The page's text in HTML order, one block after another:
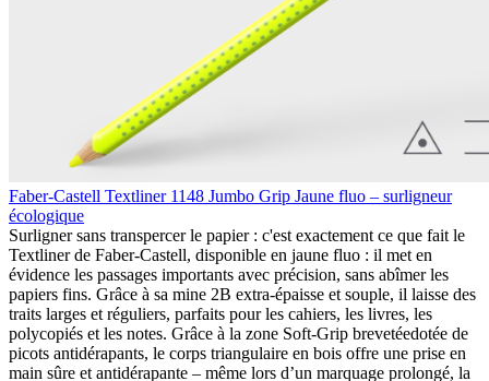
Faber-Castell Textliner 1148 Jumbo Grip Jaune fluo – surligneur
écologique
Surligner sans transpercer le papier : c'est exactement ce que fait le
Textliner de Faber-Castell, disponible en jaune fluo : il met en
évidence les passages importants avec précision, sans abîmer les
papiers fins. Grâce à sa mine 2B extra-épaisse et souple, il laisse des
traits larges et réguliers, parfaits pour les cahiers, les livres, les
polycopiés et les notes. Grâce à la zone Soft-Grip brevetéedotée de
picots antidérapants, le corps triangulaire en bois offre une prise en
main sûre et antidérapante – même lors d’un marquage prolongé, la